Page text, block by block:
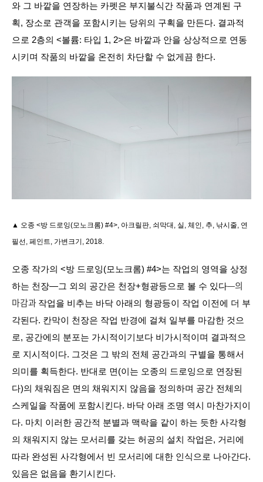
와 그 바깥을 연장하는 카펫은 부지불식간 작품과 연계된 구
획, 장소로 관객을 포함시키는 당위의 구획을 만든다. 결과적
으로 2층의 <볼륨: 타입 1, 2>은 바깥과 안을 상상적으로 연동
시키며 작품의 바깥을 온전히 차단할 수 없게끔 한다.
▲ 오종 <방 드로잉(모노크롬) #4>, 아크릴판, 쇠막대, 실, 체인, 추, 낚시줄, 연
필선, 페인트, 가변크기, 2018.
오종 작가의 <방 드로잉(모노크롬) #4>는 작업의 영역을 상정
하는 천장—그 외의 공간은 천장+형광등으로 볼 수 있다—의
마감과 작업을 비추는 바닥 아래의 형광등이 작업 이전에 더 부
각된다. 칸막이 천장은 작업 반경에 걸쳐 일부를 마감한 것으
로, 공간에의 분포는 가시적이기보다 비가시적이며 결과적으
로 지시적이다. 그것은 그 밖의 전체 공간과의 구별을 통해서
의미를 획득한다. 반대로 면(이는 오종의 드로잉으로 연장된
다)의 채워짐은 면의 채워지지 않음을 정의하며 공간 전체의
스케일을 작품에 포함시킨다. 바닥 아래 조명 역시 마찬가지이
다. 마치 이러한 공간적 분별과 맥락을 같이 하는 듯한 사각형
의 채워지지 않는 모서리를 갖는 허공의 설치 작업은, 거리에
따라 완성된 사각형에서 빈 모서리에 대한 인식으로 나아간다.
있음은 없음을 환기시킨다.